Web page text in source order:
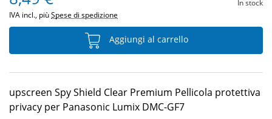
IVA incl., piùSpese di spedizione
In stock
Aggiungi al carrello
upscreen Spy Shield Clear Premium Pellicola protettiva
privacy per Panasonic Lumix DMC-GF7